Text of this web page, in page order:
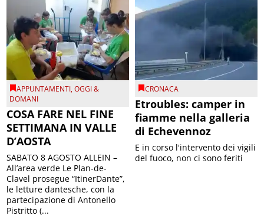
APPUNTAMENTI,OGGI &
DOMANI
COSA FARE NEL FINE
SETTIMANA IN VALLE
D’AOSTA
SABATO 8 AGOSTO ALLEIN –
All’area verde Le Plan-de-
Clavel prosegue “ItinerDante”,
le letture dantesche, con la
partecipazione di Antonello
Pistritto (...
CRONACA
Etroubles: camper in
fiamme nella galleria
di Echevennoz
E in corso l'intervento dei vigili
del fuoco, non ci sono feriti